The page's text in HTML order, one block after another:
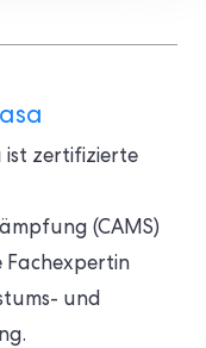
ist zertifizierte
(CAMS)
Fachexpertin
und